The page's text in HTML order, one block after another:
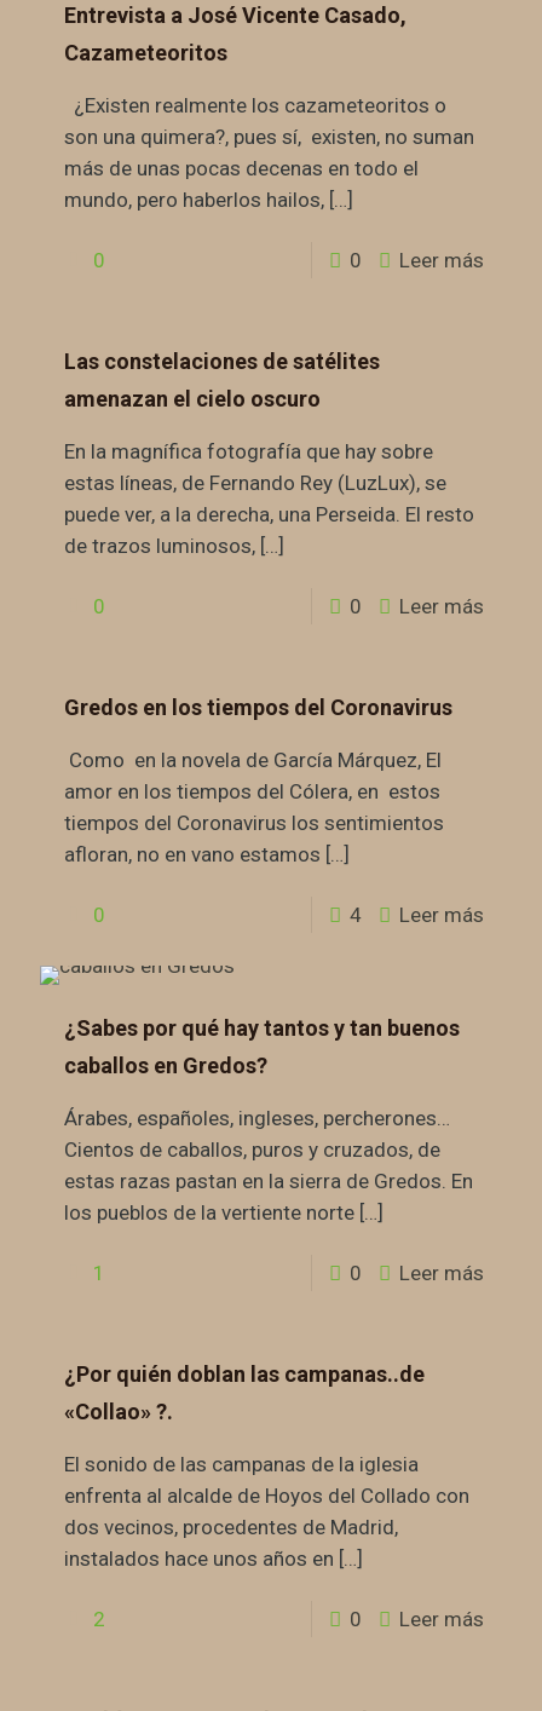
Entrevista a José Vicente Casado,
Cazameteoritos
¿Existen realmente los cazameteoritos o
son una quimera?, pues sí, existen, no suman
más de unas pocas decenas en todo el
mundo, pero haberlos hailos, […]
0 0 Leer más
Las constelaciones de satélites
amenazan el cielo oscuro
En la magnífica fotografía que hay sobre
estas líneas, de Fernando Rey (LuzLux), se
puede ver, a la derecha, una Perseida. El resto
de trazos luminosos, […]
0 0 Leer más
Gredos en los tiempos del Coronavirus
Como en la novela de García Márquez, El
amor en los tiempos del Cólera, en estos
tiempos del Coronavirus los sentimientos
afloran, no en vano estamos […]
0 4 Leer más
¿Sabes por qué hay tantos y tan buenos
caballos en Gredos?
Árabes, españoles, ingleses, percherones…
Cientos de caballos, puros y cruzados, de
estas razas pastan en la sierra de Gredos. En
los pueblos de la vertiente norte […]
1 0 Leer más
¿Por quién doblan las campanas..de
«Collao» ?.
El sonido de las campanas de la iglesia
enfrenta al alcalde de Hoyos del Collado con
dos vecinos, procedentes de Madrid,
instalados hace unos años en […]
2 0 Leer más